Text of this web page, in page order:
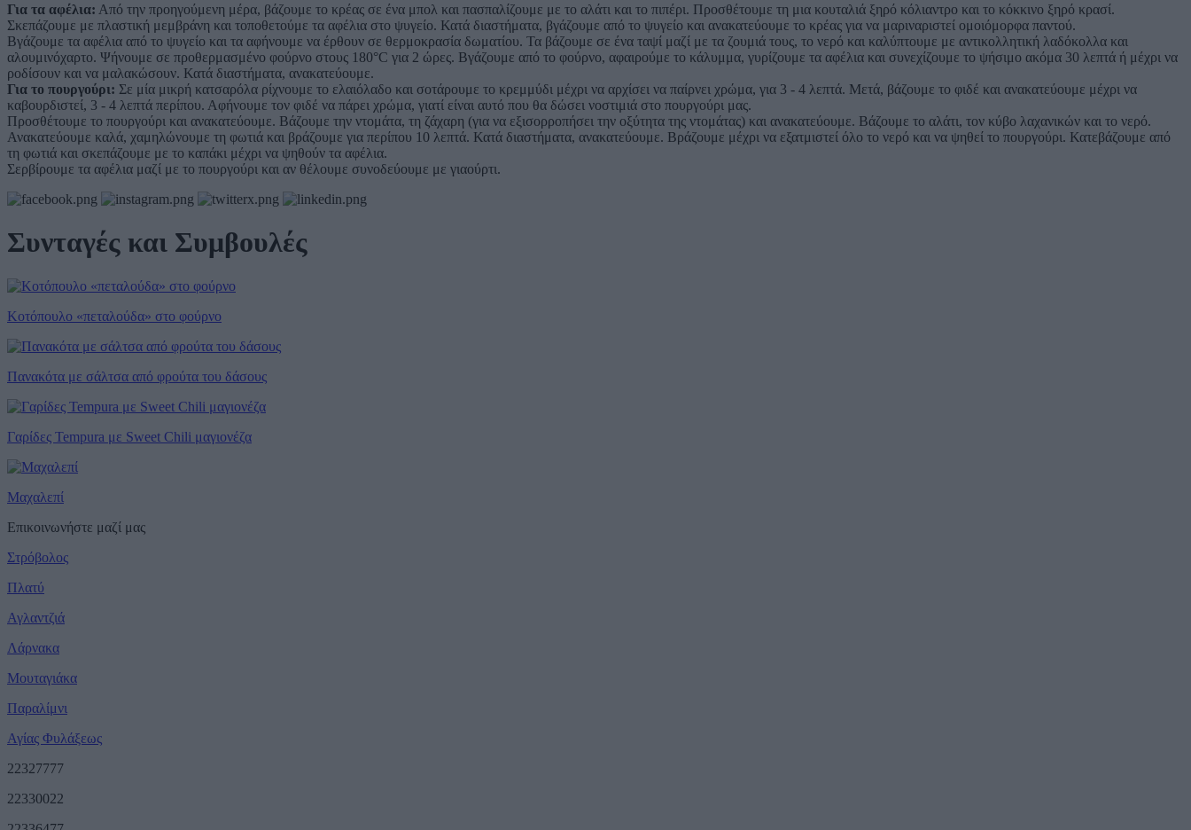
Για τα αφέλια: Από την προηγούμενη μέρα, βάζουμε το κρέας σε ένα μπολ και πασπαλίζουμε με το αλάτι και το πιπέρι. Προσθέτουμε τη μια κουταλιά ξηρό κόλιαντρο και το κόκκινο ξηρό κρασί.
Σκεπάζουμε με πλαστική μεμβράνη και τοποθετούμε τα αφέλια στο ψυγείο. Κατά διαστήματα, βγάζουμε από το ψυγείο και ανακατεύουμε το κρέας για να μαριναριστεί ομοιόμορφα παντού.
Βγάζουμε τα αφέλια από το ψυγείο και τα αφήνουμε να έρθουν σε θερμοκρασία δωματίου. Τα βάζουμε σε ένα ταψί μαζί με τα ζουμιά τους, το νερό και καλύπτουμε με αντικολλητική λαδόκολλα και
αλουμινόχαρτο. Ψήνουμε σε προθερμασμένο φούρνο στους 180°C για 2 ώρες. Βγάζουμε από το φούρνο, αφαιρούμε το κάλυμμα, γυρίζουμε τα αφέλια και συνεχίζουμε το ψήσιμο ακόμα 30 λεπτά ή μέχρι να
ροδίσουν και να μαλακώσουν. Κατά διαστήματα, ανακατεύουμε.
Για το πουργούρι: Σε μία μικρή κατσαρόλα ρίχνουμε το ελαιόλαδο και σοτάρουμε το κρεμμύδι μέχρι να αρχίσει να παίρνει χρώμα, για 3 - 4 λεπτά. Μετά, βάζουμε το φιδέ και ανακατεύουμε μέχρι να
καβουρδιστεί, 3 - 4 λεπτά περίπου. Αφήνουμε τον φιδέ να πάρει χρώμα, γιατί είναι αυτό που θα δώσει νοστιμιά στο πουργούρι μας.
Προσθέτουμε το πουργούρι και ανακατεύουμε. Βάζουμε την ντομάτα, τη ζάχαρη (για να εξισορροπήσει την οξύτητα της ντομάτας) και ανακατεύουμε. Βάζουμε το αλάτι, τον κύβο λαχανικών και το νερό.
Ανακατεύουμε καλά, χαμηλώνουμε τη φωτιά και βράζουμε για περίπου 10 λεπτά. Κατά διαστήματα, ανακατεύουμε. Βράζουμε μέχρι να εξατμιστεί όλο το νερό και να ψηθεί το πουργούρι. Κατεβάζουμε από
τη φωτιά και σκεπάζουμε με το καπάκι μέχρι να ψηθούν τα αφέλια.
Σερβίρουμε τα αφέλια μαζί με το πουργούρι και αν θέλουμε συνοδεύουμε με γιαούρτι.
Συνταγές και Συμβουλές
Κοτόπουλο «πεταλούδα» στο φούρνο
Πανακότα με σάλτσα από φρούτα του δάσους
Γαρίδες Tempura με Sweet Chili μαγιονέζα
Μαχαλεπί
Επικοινωνήστε μαζί μας
Στρόβολος
Πλατύ
Αγλαντζιά
Λάρνακα
Μουταγιάκα
Παραλίμνι
Αγίας Φυλάξεως
22327777
22330022